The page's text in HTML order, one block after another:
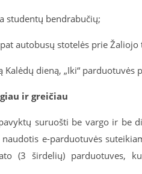
studentų bendrabučių;
autobusų stotelės prie Žaliojo
Kalėdų dieną, „Iki“
ir greičiau
pavyktų suruošti be vargo ir
e-parduotuvės
(3 širdelių) parduotuves,